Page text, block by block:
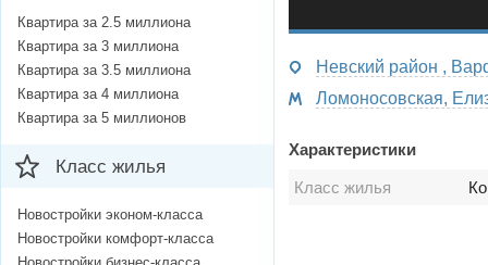
Невский район ,
Характеристики
Класс жилья
Квартира за 2.5 миллиона
Квартира за 3 миллиона
Квартира за 3.5 миллиона
Квартира за 4 миллиона
Квартира за 5 миллионов
Класс жилья
Новостройки эконом-класса
Новостройки комфорт-класса